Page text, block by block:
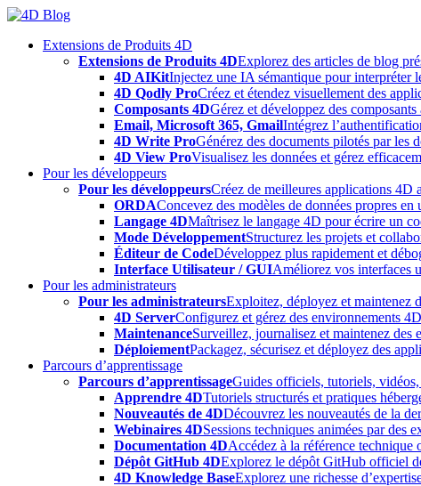
Skip
contentExtensions de Produits 4D
Extensions de Produits 4DExplorez des articles de blog
4D AIKitInjectez une IA sémantique pour interpréter
4D Qodly ProCréez et étendez visuellement des
Composants 4DGérez et développez des
Email, Microsoft 365, GmailIntégrez
4D Write ProGénérez des documents pilotés par les
4D View ProVisualisez les données et gérez
Pour les développeurs
Pour les développeursCréez de meilleures applications 4D
ORDAConcevez des modèles de données propres
Langage 4DMaîtrisez le langage 4D pour écrire un
Mode DéveloppementStructurez les projets et
Éditeur de CodeDéveloppez plus rapidement et
Interface Utilisateur / GUIAméliorez vos interfaces
Pour les administrateurs
Pour les administrateursExploitez, déployez et maintenez
4D ServerConfigurez et gérez des environnements
MaintenanceSurveillez, journalisez et maintenez des
DéploiementPackagez, sécurisez et déployez des
Parcours d’apprentissage
Parcours d’apprentissageGuides officiels, tutoriels,
Apprendre 4DTutoriels structurés et pratiques
Nouveautés de 4DDécouvrez les nouveautés de la
Webinaires 4DSessions techniques animées par des
Documentation 4DAccédez à la référence technique
Dépôt GitHub 4DExplorez le dépôt GitHub officiel
4D Knowledge BaseExplorez une richesse